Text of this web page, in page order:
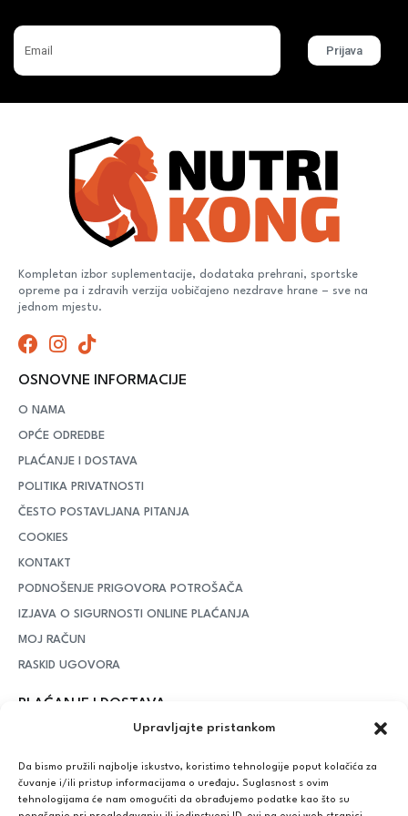
Upravljajte pristankom
Da bismo pružili najbolje iskustvo, koristimo tehnologije poput kolačića za
čuvanje i/ili pristup informacijama o uređaju. Suglasnost s ovim
tehnologijama će nam omogućiti da obrađujemo podatke kao što su
Prijava
Kompletan izbor suplementacije, dodataka prehrani, sportske
opreme pa i zdravih verzija uobičajeno nezdrave hrane – sve na
jednom mjestu.
OSNOVNE INFORMACIJE
O NAMA
OPĆE ODREDBE
PLAĆANJE I DOSTAVA
POLITIKA PRIVATNOSTI
ČESTO POSTAVLJANA PITANJA
COOKIES
KONTAKT
PODNOŠENJE PRIGOVORA POTROŠAČA
IZJAVA O SIGURNOSTI ONLINE PLAĆANJA
MOJ RAČUN
RASKID UGOVORA
PLAĆANJE I DOSTAVA
– iznad potrošenih 55 eura dostava je